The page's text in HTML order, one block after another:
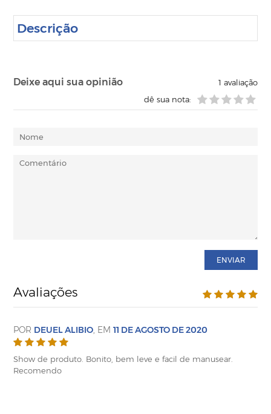
Descrição
Deixe aqui sua opinião 1 avaliação
dê sua nota:
ENVIAR
Avaliações
POR DEUEL ALIBIO, EM11 DE AGOSTO DE 2020
Show de produto. Bonito, bem leve e facil de manusear.
Recomendo